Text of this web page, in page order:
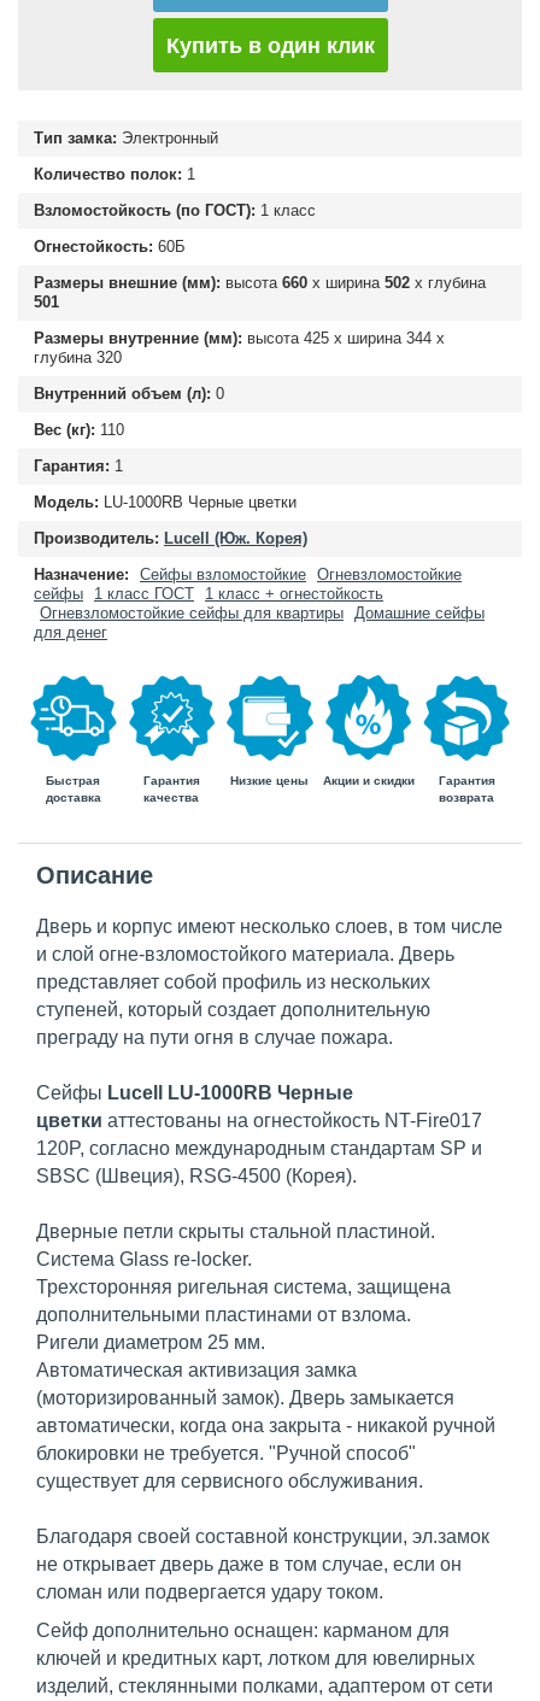
Купить в один клик
Тип замка: Электронный
Количество полок: 1
Взломостойкость (по ГОСТ): 1 класс
Огнестойкость: 60Б
Размеры внешние (мм): высота 660 х ширина 502 х глубина
501
Размеры внутренние (мм): высота 425 х ширина 344 х
глубина 320
Внутренний объем (л): 0
Вес (кг): 110
Гарантия: 1
Модель: LU-1000RB Черные цветки
Производитель: Lucell (Юж. Корея)
Назначение:
Сейфы взломостойкие Огневзломостойкие
сейфы
1 класс ГОСТ
1 класс + огнестойкость
Огневзломостойкие сейфы для квартиры
Домашние сейфы
для денег
Быстрая
доставка
Гарантия
качества
Низкие цены Акции и скидки
Гарантия
возврата
Описание
Дверь и корпус имеют несколько слоев, в том числе
и слой огне-взломостойкого материала. Дверь
представляет собой профиль из нескольких
ступеней, который создает дополнительную
преграду на пути огня в случае пожара.
Сейфы Lucell LU-1000RB Черные
цветки аттестованы на огнестойкость NT-Fire017
120P, согласно международным стандартам SP и
SBSC (Швеция), RSG-4500 (Корея).
Дверные петли скрыты стальной пластиной.
Система Glass re-locker.
Трехсторонняя ригельная система, защищена
дополнительными пластинами от взлома.
Ригели диаметром 25 мм.
Автоматическая активизация замка
(моторизированный замок). Дверь замыкается
автоматически, когда она закрыта - никакой ручной
блокировки не требуется. "Ручной способ"
существует для сервисного обслуживания.
Благодаря своей составной конструкции, эл.замок
не открывает дверь даже в том случае, если он
сломан или подвергается удару током.
Сейф дополнительно оснащен: карманом для
ключей и кредитных карт, лотком для ювелирных
изделий, стеклянными полками, адаптером от сети